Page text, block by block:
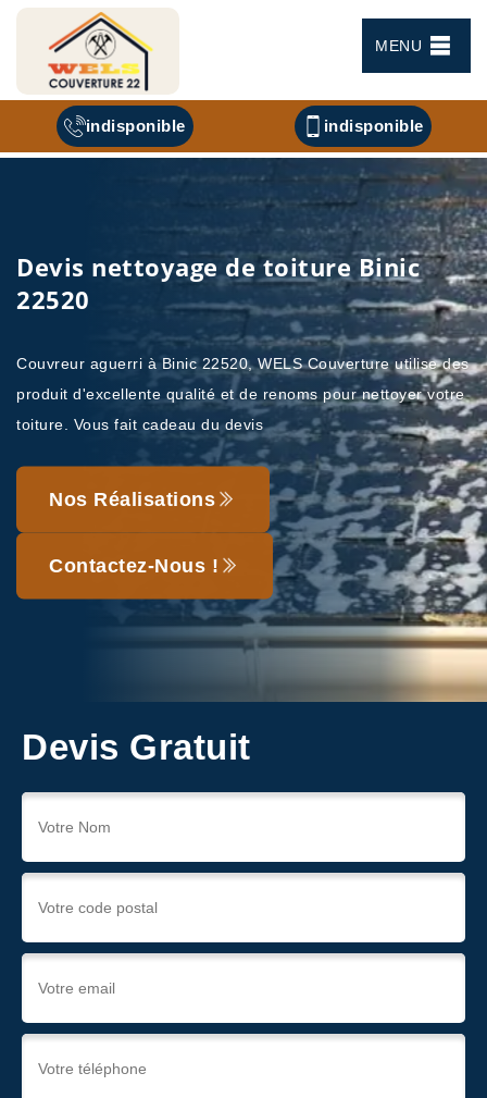
MENU
indisponible indisponible
Devis nettoyage de toiture Binic
22520
Couvreur aguerri à Binic 22520, WELS Couverture utilise des
produit d'excellente qualité et de renoms pour nettoyer votre
toiture. Vous fait cadeau du devis
Nos Réalisations
Contactez-Nous !
Devis Gratuit